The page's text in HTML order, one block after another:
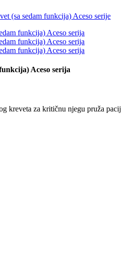
Aceso serija
kreveta za kritičnu njegu pruža